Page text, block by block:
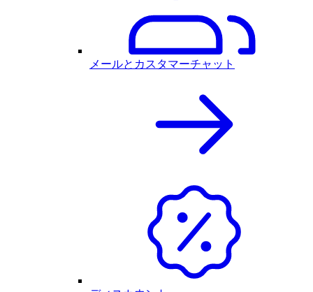
メールとカスタマーチャット